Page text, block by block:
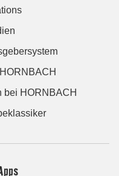
bei HORNBACH